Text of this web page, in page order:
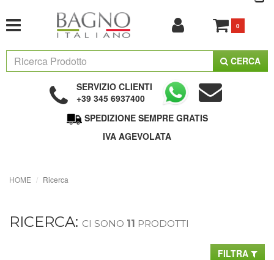
0
CERCA
SERVIZIO CLIENTI
+39 345 6937400
SPEDIZIONE SEMPRE GRATIS
IVA AGEVOLATA
HOME Ricerca
RICERCA: CI SONO 11 PRODOTTI
FILTRA